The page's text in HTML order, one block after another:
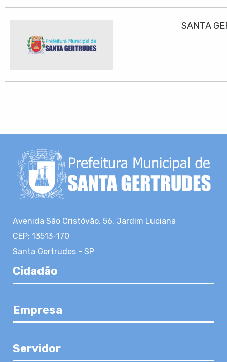
SANTA
Avenida São Cristóvão, 56, Jardim Luciana
CEP: 13513-170
Santa Gertrudes - SP
Cidadão
Empresa
Servidor